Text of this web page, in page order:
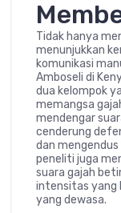
Tidak hanya
menunjukkan
komunikasi
Amboseli di
dua kelompok
memangsa
mendengar
cenderung
dan
peneliti juga
suara gajah
intensitas yang
yang dewasa.